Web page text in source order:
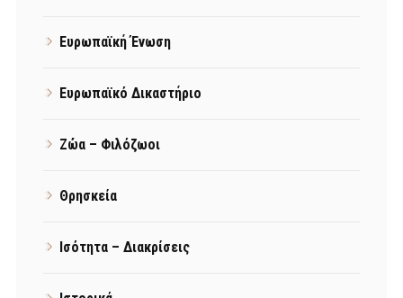
Ευρωπαϊκή Ένωση
Ευρωπαϊκό Δικαστήριο
Ζώα – Φιλόζωοι
Θρησκεία
Ισότητα – Διακρίσεις